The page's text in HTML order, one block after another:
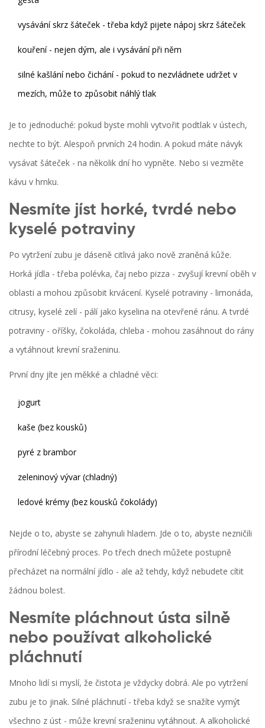
vysávání skrz šáteček - třeba když pijete nápoj skrz šáteček
kouření - nejen dým, ale i vysávání při něm
silné kašlání nebo čichání - pokud to nezvládnete udržet v
mezích, může to způsobit náhlý tlak
Je to jednoduché: pokud byste mohli vytvořit podtlak v ústech,
nechte to být. Alespoň prvních 24 hodin. A pokud máte návyk
vysávat šáteček - na několik dní ho vypněte. Nebo si vezměte
kávu v hrnku.
Nesmíte jíst horké, tvrdé nebo
kyselé potraviny
Po vytržení zubu je dáseně citlivá jako nově zraněná kůže.
Horká jídla - třeba polévka, čaj nebo pizza - zvyšují krevní oběh v
oblasti a mohou způsobit krvácení. Kyselé potraviny - limonáda,
citrusy, kyselé zelí - pálí jako kyselina na otevřené ránu. A tvrdé
potraviny - oříšky, čokoláda, chleba - mohou zasáhnout do rány
a vytáhnout krevní sraženinu.
První dny jíte jen měkké a chladné věci:
jogurt
kaše (bez kousků)
pyré z brambor
zeleninový vývar (chladný)
ledové krémy (bez kousků čokolády)
Nejde o to, abyste se zahynuli hladem. Jde o to, abyste nezničili
přírodní léčebný proces. Po třech dnech můžete postupně
přecházet na normální jídlo - ale až tehdy, když nebudete cítit
žádnou bolest.
Nesmíte pláchnout ústa silně
nebo používat alkoholické
pláchnutí
Mnoho lidí si myslí, že čistota je vždycky dobrá. Ale po vytržení
zubu je to jinak. Silné pláchnutí - třeba když se snažíte vymýt
všechno z úst - může krevní sraženinu vytáhnout. A alkoholické